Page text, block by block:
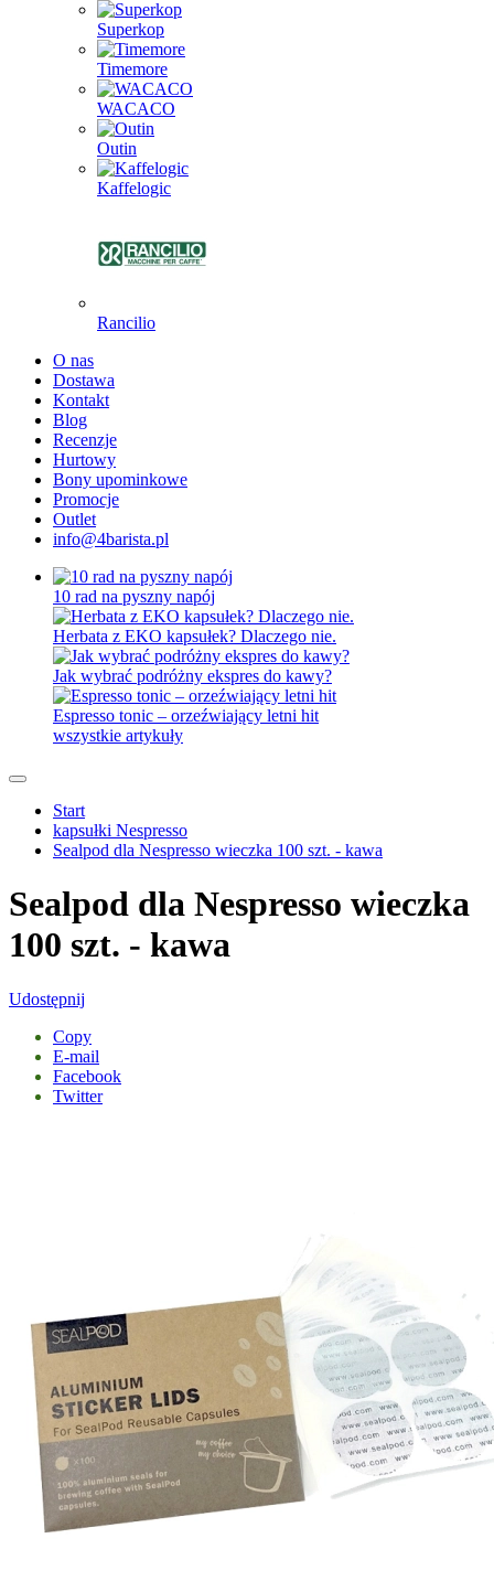
Superkop
Timemore
WACACO
Outin
Kaffelogic
Rancilio
O nas
Dostawa
Kontakt
Blog
Recenzje
Hurtowy
Bony upominkowe
Promocje
Outlet
info@4barista.pl
10 rad na pyszny napój
Herbata z EKO kapsułek? Dlaczego nie.
Jak wybrać podróżny ekspres do kawy?
Espresso tonic – orzeźwiający letni hit
wszystkie artykuły
Start
kapsułki Nespresso
Sealpod dla Nespresso wieczka 100 szt. - kawa
Sealpod dla Nespresso wieczka
100 szt. - kawa
Udostępnij
Copy
E-mail
Facebook
Twitter